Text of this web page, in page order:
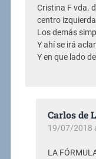
Cristina F vda.
centro
Los demás
Y ahí se irá
Y en que lado
Carlos de
19/07/2018
LA